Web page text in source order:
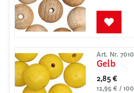
Art. Nr.
Gelb
2,85 €
12,95 € /